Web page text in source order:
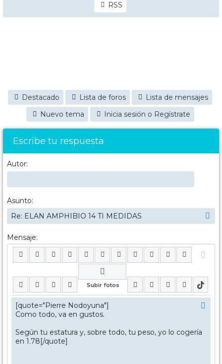
RSS
Destacado Lista de foros
Lista de mensajes
Nuevo tema
Inicia sesión o Regístrate
Escribe tu respuesta
Autor:
Asunto:
Mensaje: